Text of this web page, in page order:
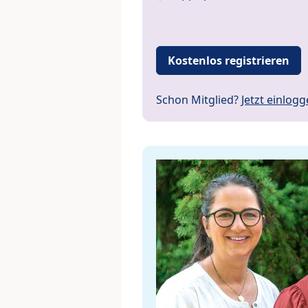
Kostenlos registrieren
Schon Mitglied? Jetzt